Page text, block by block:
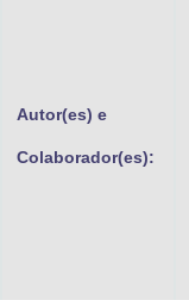
Autor(es) e
Colaborador(es):